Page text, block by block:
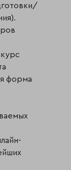
форма